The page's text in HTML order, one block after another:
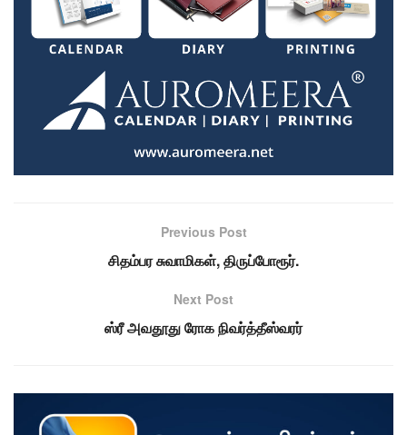
Previous Post
சிதம்பர சுவாமிகள், திருப்போரூர்.
Next Post
ஸ்ரீ அவதூது ரோக நிவர்த்தீஸ்வரர்